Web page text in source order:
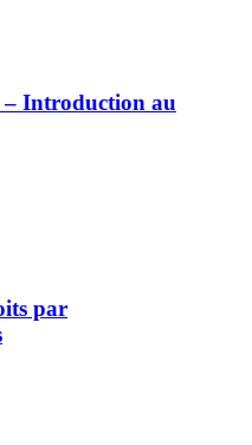
– Introduction au
par